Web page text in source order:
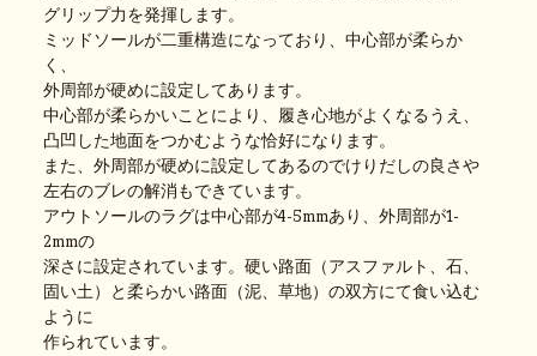
グリップ力を発揮します。
ミッドソールが二重構造になっており、中心部が柔らか
く、
外周部が硬めに設定してあります。
中心部が柔らかいことにより、履き心地がよくなるうえ、
凸凹した地面をつかむような恰好になります。
また、外周部が硬めに設定してあるのでけりだしの良さや
左右のブレの解消もできています。
アウトソールのラグは中心部が4-5mmあり、外周部が1-
2mmの
深さに設定されています。硬い路面（アスファルト、石、
固い土）と柔らかい路面（泥、草地）の双方にて食い込む
ように
作られています。